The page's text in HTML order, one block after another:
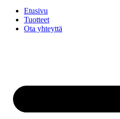
Etusivu
Tuotteet
Ota yhteyttä